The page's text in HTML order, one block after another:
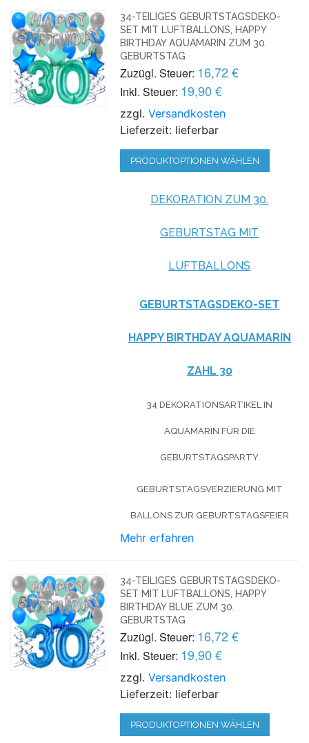
34-TEILIGES GEBURTSTAGSDEKO-
SET MIT LUFTBALLONS, HAPPY
BIRTHDAY AQUAMARIN ZUM 30.
GEBURTSTAG
Zuzügl. Steuer: 16,72 €
Inkl. Steuer: 19,90 €
zzgl.Versandkosten
Lieferzeit: lieferbar
PRODUKTOPTIONEN WÄHLEN
DEKORATION ZUM 30.
GEBURTSTAG MIT
LUFTBALLONS
GEBURTSTAGSDEKO-SET
HAPPY BIRTHDAY AQUAMARIN
ZAHL 30
34 DEKORATIONSARTIKEL IN
AQUAMARIN FÜR DIE
GEBURTSTAGSPARTY
GEBURTSTAGSVERZIERUNG MIT
BALLONS ZUR GEBURTSTAGSFEIER
Mehr erfahren
34-TEILIGES GEBURTSTAGSDEKO-
SET MIT LUFTBALLONS, HAPPY
BIRTHDAY BLUE ZUM 30.
GEBURTSTAG
Zuzügl. Steuer: 16,72 €
Inkl. Steuer: 19,90 €
zzgl.Versandkosten
Lieferzeit: lieferbar
PRODUKTOPTIONEN WÄHLEN